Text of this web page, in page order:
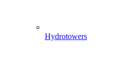
Hydrotowers